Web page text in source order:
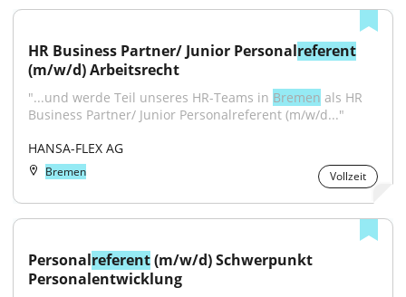
HR Business Partner/ Junior Personalreferent
(m/w/d) Arbeitsrecht
"...und werde Teil unseres HR-Teams in Bremen als HR
Business Partner/ Junior Personalreferent (m/w/d..."
HANSA-FLEX AG
Bremen Vollzeit
Personalreferent (m/w/d) Schwerpunkt
Personalentwicklung